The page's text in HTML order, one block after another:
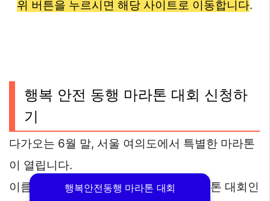
행복안전동행 마라톤 대회
위 버튼을 누르시면 해당 사이트로 이동합니다.
행복 안전 동행 마라톤 대회 신청하
기
다가오는 6월 말, 서울 여의도에서 특별한 마라톤
이 열립니다.
이름도 뜻깊은 2025 행복안전동행 마라톤 대회인